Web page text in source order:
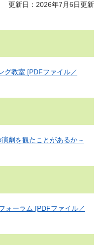
更新日：2026年7月6日更新
グ教室 [PDFファイル／
劇を観たことがあるか～
ォーラム [PDFファイル／